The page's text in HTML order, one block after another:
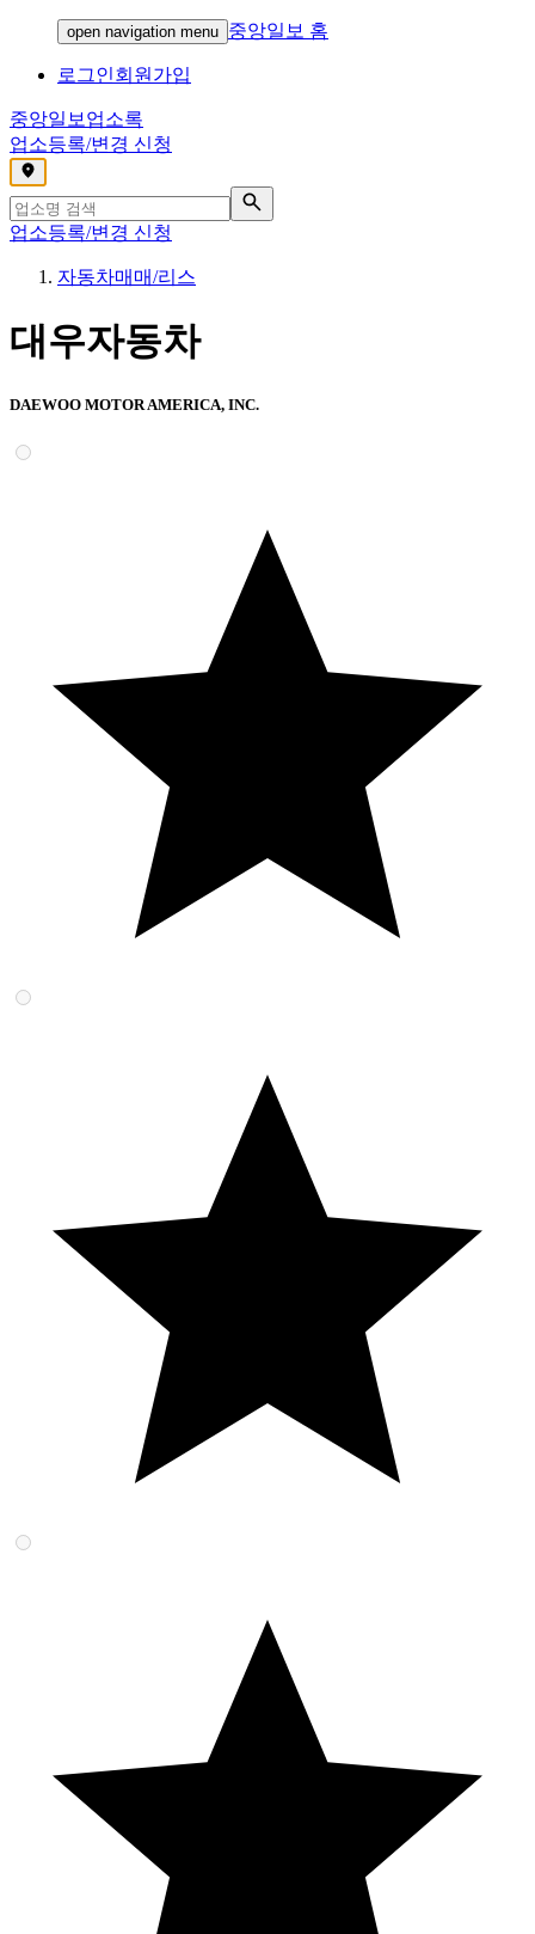
open navigation menu 중앙일보 홈
로그인회원가입
중앙일보 업소록
업소등록/변경 신청
,
업소등록/변경 신청
자동차매매/리스
대우자동차
DAEWOO MOTOR AMERICA, INC.